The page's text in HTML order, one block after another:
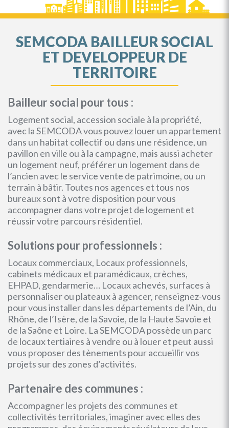
SEMCODA BAILLEUR SOCIAL
ET DEVELOPPEUR DE
TERRITOIRE
Bailleur social pour tous :
Logement social, accession sociale à la propriété,
avec la SEMCODA vous pouvez louer un appartement
dans un habitat collectif ou dans une résidence, un
pavillon en ville ou à la campagne, mais aussi acheter
un logement neuf, préférer un logement dans de
l’ancien avec le service vente de patrimoine, ou un
terrain à bâtir. Toutes nos agences et tous nos
bureaux sont à votre disposition pour vous
accompagner dans votre projet de logement et
réussir votre parcours résidentiel.
Solutions pour professionnels :
Locaux commerciaux, Locaux professionnels,
cabinets médicaux et paramédicaux, crèches,
EHPAD, gendarmerie… Locaux achevés, surfaces à
personnaliser ou plateaux à agencer, renseignez-vous
pour vous installer dans les départements de l’Ain, du
Rhône, de l’Isère, de la Savoie, de la Haute Savoie et
de la Saône et Loire. La SEMCODA possède un parc
de locaux tertiaires à vendre ou à louer et peut aussi
vous proposer des tènements pour accueillir vos
projets sur des zones d’activités.
Partenaire des communes :
Accompagner les projets des communes et
collectivités territoriales, imaginer avec elles des